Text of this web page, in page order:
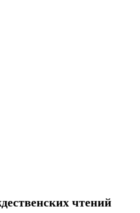
чтений